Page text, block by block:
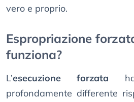
vero e proprio.
Espropriazione
funziona?
L’esecuzione forzata ha
profondamente differente